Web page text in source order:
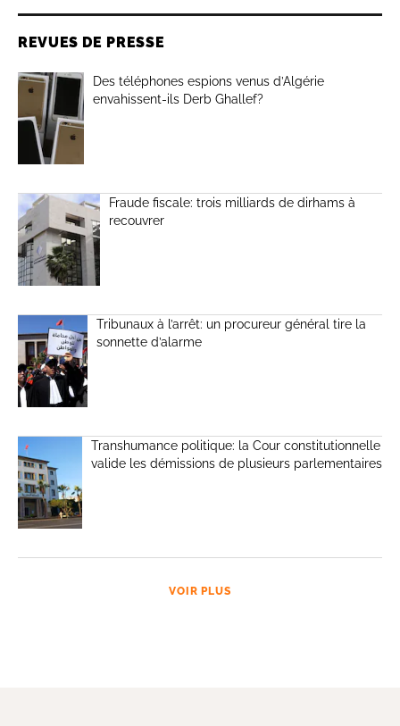
REVUES DE PRESSE
Des téléphones espions venus d’Algérie
envahissent-ils Derb Ghallef?
Fraude fiscale: trois milliards de dirhams à
recouvrer
Tribunaux à l’arrêt: un procureur général tire la
sonnette d’alarme
Transhumance politique: la Cour constitutionnelle
valide les démissions de plusieurs parlementaires
VOIR PLUS